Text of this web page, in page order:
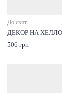
До свят
ДЕКОР НА
506 грн